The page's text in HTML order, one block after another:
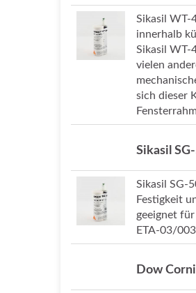
Sikasil WT-
innerhalb
Sikasil WT-
vielen
sich dieser
Sikasil
Sikasil SG-
Festigkeit
geeignet
ETA-03/
Dow